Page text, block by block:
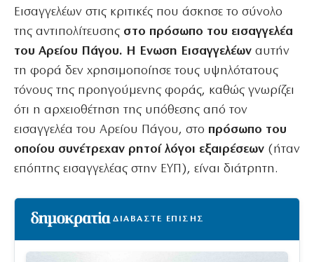
Εισαγγελέων στις κριτικές που άσκησε το σύνολο
της αντιπολίτευσης στο πρόσωπο του εισαγγελέα
του Αρείου Πάγου. Η Ενωση Εισαγγελέων αυτήν
τη φορά δεν χρησιμοποίησε τους υψηλότατους
τόνους της προηγούμενης φοράς, καθώς γνωρίζει
ότι η αρχειοθέτηση της υπόθεσης από τον
εισαγγελέα του Αρείου Πάγου, στο πρόσωπο του
οποίου συνέτρεχαν ρητοί λόγοι εξαιρέσεων (ήταν
επόπτης εισαγγελέας στην ΕΥΠ), είναι διάτρητη.
ΔΙΑΒΑΣΤΕ ΕΠΙΣΗΣ